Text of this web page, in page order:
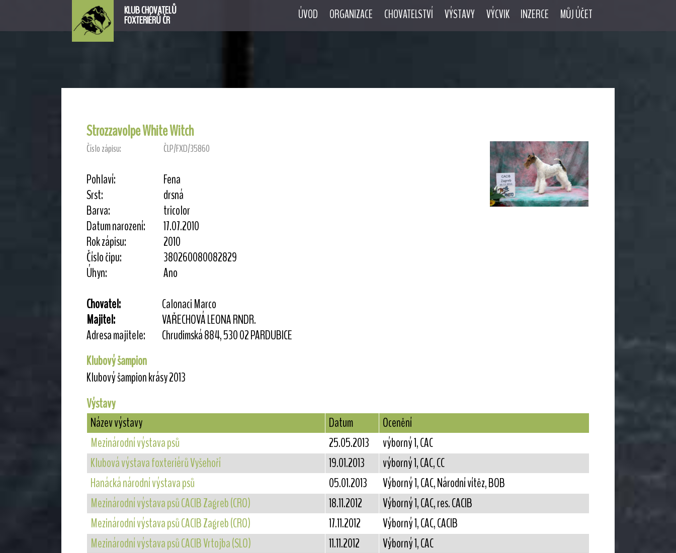
KLUB CHOVATELŮ
FOXTERIÉRŮ ČR ÚVOD ORGANIZACE CHOVATELSTVÍ VÝSTAVY VÝCVIK INZERCE MŮJ ÚČET
Strozzavolpe White Witch
Číslo zápisu: ČLP/FXD/35860
Pohlaví:
Fena
Srst:
drsná
Barva:
tricolor
Datum narození:
17.07.2010
Rok zápisu:
2010
Číslo čipu:
380260080082829
Úhyn:
Ano
Chovatel:
Calonaci Marco
Majitel:
VAŘECHOVÁ LEONA RNDR.
Adresa majitele:
Chrudimská 884, 530 02 PARDUBICE
Klubový šampion
Klubový šampion krásy 2013
Výstavy
Název výstavy
Datum
Ocenění
Mezinárodní výstava psů
25.05.2013
výborný 1, CAC
Klubová výstava foxteriérů Vyšehoří
19.01.2013
výborný 1, CAC, CC
Hanácká národní výstava psů
05.01.2013
Výborný 1, CAC, Národní vítěz, BOB
Mezinárodní výstava psů CACIB Zagreb (CRO)
18.11.2012
Výborný 1, CAC, res. CACIB
Mezinárodní výstava psů CACIB Zagreb (CRO)
17.11.2012
Výborný 1, CAC, CACIB
Mezinárodní výstava psů CACIB Vrtojba (SLO)
11.11.2012
Výborný 1, CAC